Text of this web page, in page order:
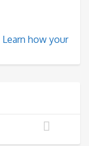
Learn how your